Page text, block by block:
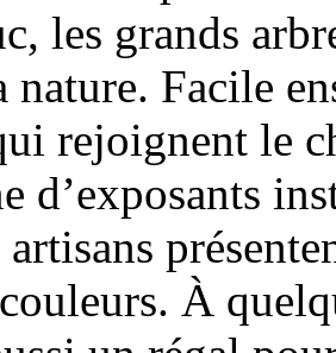
les grands
nature. Facile
rejoignent le
d’exposants
À